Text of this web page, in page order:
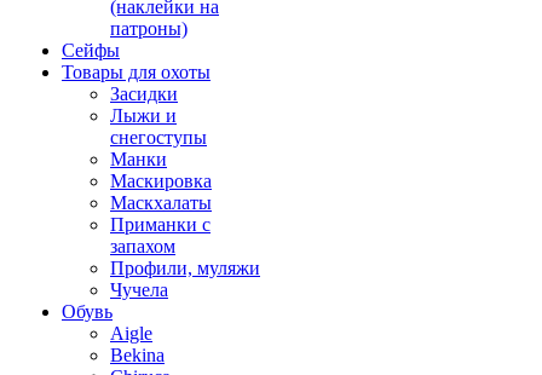
(наклейки на
патроны)
Сейфы
Товары для охоты
Засидки
Лыжи и
снегоступы
Манки
Маскировка
Маскхалаты
Приманки с
запахом
Профили, муляжи
Чучела
Обувь
Aigle
Bekina